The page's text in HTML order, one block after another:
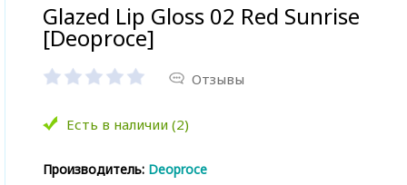
Glazed Lip Gloss 02 Red Sunrise
[Deoproce]
Отзывы
Есть в наличии (2)
Производитель: Deoproce